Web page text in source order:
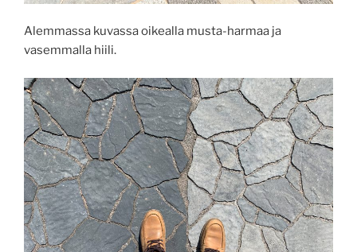
Alemmassa kuvassa oikealla musta-harmaa ja
vasemmalla hiili.